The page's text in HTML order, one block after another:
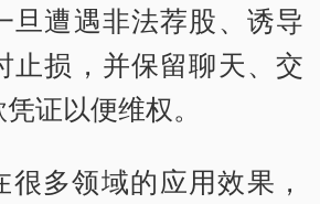
旦遭遇非法荐股、诱导
止损，并保留聊天、交
证以便维权。
多领域的应用效果，